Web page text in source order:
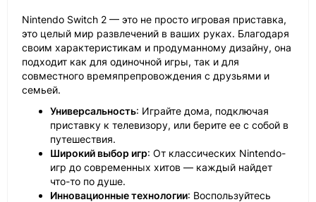
Nintendo Switch 2 — это не просто игровая приставка,
это целый мир развлечений в ваших руках. Благодаря
своим характеристикам и продуманному дизайну, она
подходит как для одиночной игры, так и для
совместного времяпрепровождения с друзьями и
семьей.
Универсальность: Играйте дома, подключая
приставку к телевизору, или берите ее с собой в
путешествия.
Широкий выбор игр: От классических Nintendo-
игр до современных хитов — каждый найдет
что-то по душе.
Инновационные технологии: Воспользуйтесь